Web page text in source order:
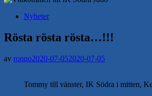
Nyheter
Rösta rösta rösta…!!!
av ronno2020-07-052020-07-05
Tommy till vänster, IK Södra i mitten,